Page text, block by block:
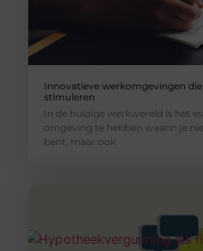
Innovatieve werkomgevingen
stimuleren
In de huidige werkwereld is het
omgeving te hebben waarin je
bent, maar ook